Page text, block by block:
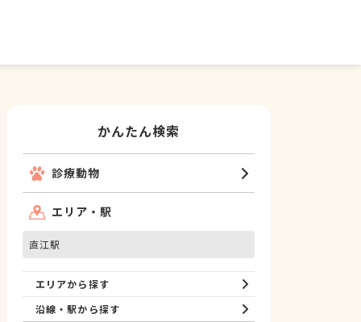
かんたん検索
診療動物
エリア・駅
直江駅
エリアから探す
沿線・駅から探す